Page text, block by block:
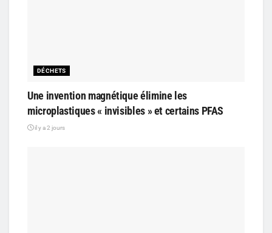
DÉCHETS
Une invention magnétique élimine les
microplastiques « invisibles » et certains PFAS
il y a 2 jours